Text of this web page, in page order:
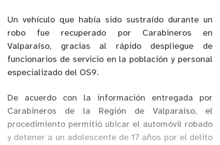
Un vehículo que había sido sustraído durante un
robo fue recuperado por Carabineros en
Valparaíso, gracias al rápido despliegue de
funcionarios de servicio en la población y personal
especializado del OS9.
De acuerdo con la información entregada por
Carabineros de la Región de Valparaíso, el
procedimiento permitió ubicar el automóvil robado
y detener a un adolescente de 17 años por el delito